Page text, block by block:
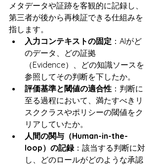
メタデータや証跡を客観的に記録し、
第三者が後から再検証できる仕組みを
指します。
入力コンテキストの固定 ：AIがど
のデータ、どの証拠
（Evidence）、どの知識ソースを
参照してその判断を下したか。
評価基準と閾値の適合性 ：判断に
至る過程において、満たすべきリ
スククラスやポリシーの閾値をク
リアしていたか。
人間の関与（Human-in-the-
loop）の記録：該当する判断に対
し、どのロールがどのような承認